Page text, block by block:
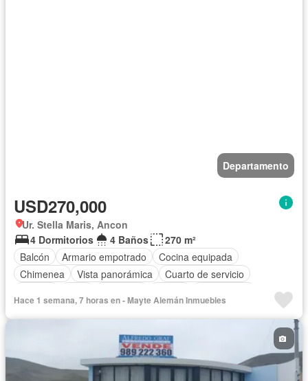
Departamento
USD270,000
Ur. Stella Maris, Ancon
4 Dormitorios
4 Baños
270 m²
Balcón
Armario empotrado
Cocina equipada
Chimenea
Vista panorámica
Cuarto de servicio
Hace 1 semana, 7 horas en - Mayte Alemán Inmuebles